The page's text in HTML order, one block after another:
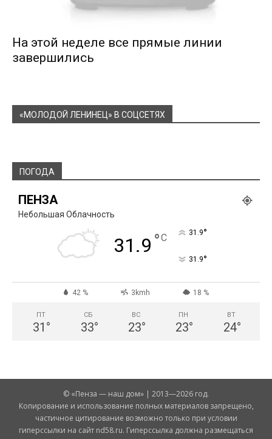
На этой неделе все прямые линии
завершились
«МОЛОДОЙ ЛЕНИНЕЦ» В СОЦСЕТЯХ
ПОГОДА
ПЕНЗА
Небольшая Облачность
31.9 °C 31.9°
31.9°
42 % 3kmh 18 %
ПТ
31 °
СБ
33°
ВС
23°
ПН
23°
ВТ
24°
© «Пенза — наш дом» | 2013—2026 год.
Копирование и использование полных материалов запрещено,
частичное цитирование возможно только при условии
гиперссылки на сайт nd58.ru. Гиперссылка должна размещаться